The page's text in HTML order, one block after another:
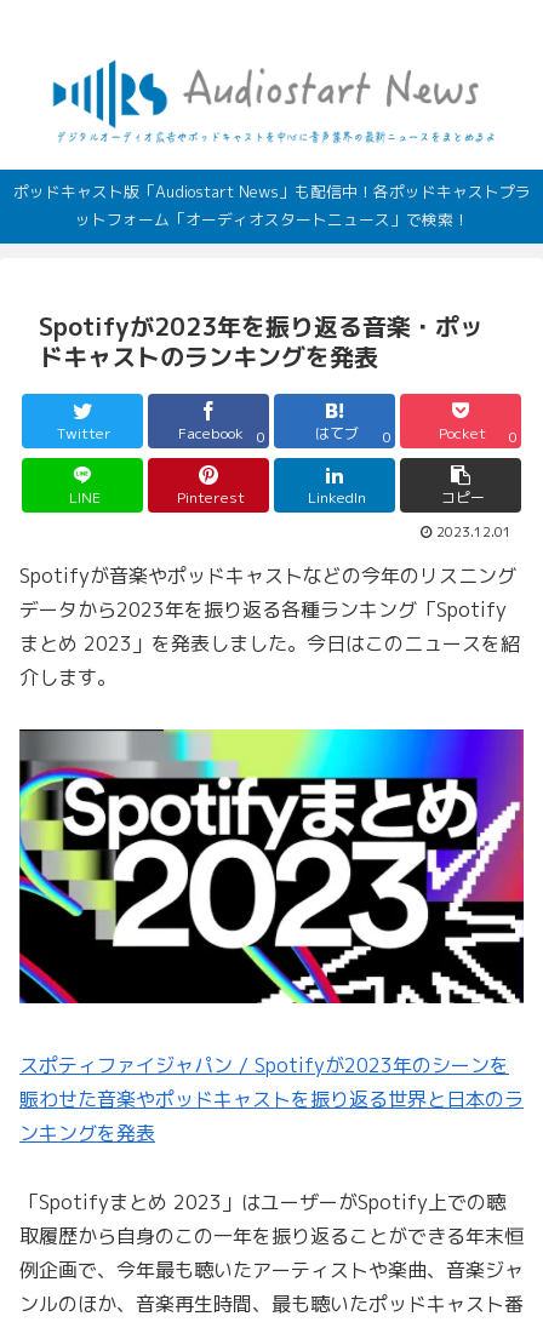
ポッドキャスト版「Audiostart News」も配信中！各ポッドキャストプラ
ットフォーム「オーディオスタートニュース」で検索！
Spotifyが2023年を振り返る音楽・ポッ
ドキャストのランキングを発表
Twitter Facebook 0 はてブ 0 Pocket 0
LINE Pinterest LinkedIn コピー
2023.12.01
Spotifyが音楽やポッドキャストなどの今年のリスニング
データから2023年を振り返る各種ランキング「Spotify
まとめ 2023」を発表しました。今日はこのニュースを紹
介します。
スポティファイジャパン / Spotifyが2023年のシーンを
賑わせた音楽やポッドキャストを振り返る世界と日本のラ
ンキングを発表
「Spotifyまとめ 2023」はユーザーがSpotify上での聴
取履歴から自身のこの一年を振り返ることができる年末恒
例企画で、今年最も聴いたアーティストや楽曲、音楽ジャ
ンルのほか、音楽再生時間、最も聴いたポッドキャスト番